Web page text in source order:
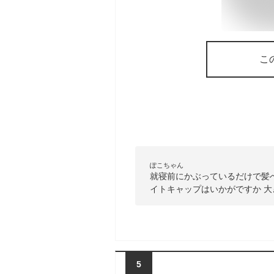
こ
ぽこちゃん
就寝前にかぶっているだけで
イトキャップはいかがですか
5